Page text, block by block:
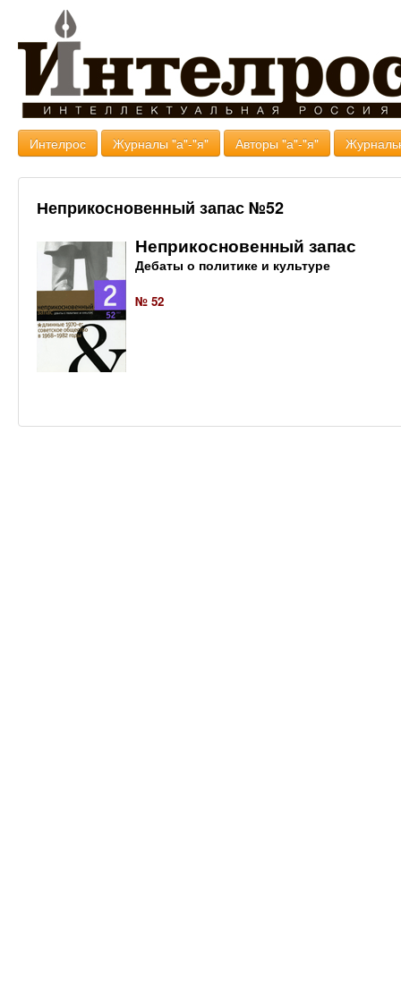
Интелрос Журналы "а"-"я" Авторы "а"-"я"
Неприкосновенный запас №52
Неприкосновенный запас
Дебаты о политике и культуре
№ 52